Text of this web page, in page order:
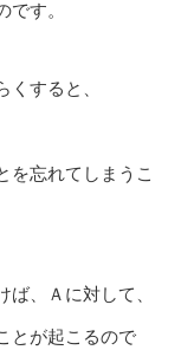
す。
すると、
を忘れてしまうこ
、Ａに対して、
とが起こるので